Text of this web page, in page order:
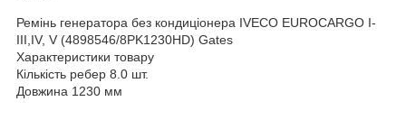
Ремінь генератора без кондиціонера IVECO EUROCARGO I-
III,IV, V (4898546/8PK1230HD) Gates
Характеристики товару
Кількість ребер 8.0 шт.
Довжина 1230 мм